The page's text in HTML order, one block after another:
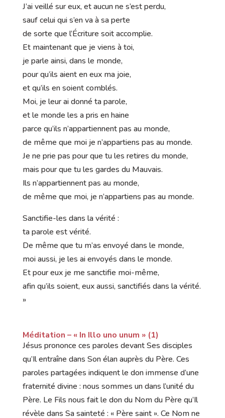
J’ai veillé sur eux, et aucun ne s’est perdu,
sauf celui qui s’en va à sa perte
de sorte que l’Écriture soit accomplie.
Et maintenant que je viens à toi,
je parle ainsi, dans le monde,
pour qu’ils aient en eux ma joie,
et qu’ils en soient comblés.
Moi, je leur ai donné ta parole,
et le monde les a pris en haine
parce qu’ils n’appartiennent pas au monde,
de même que moi je n’appartiens pas au monde.
Je ne prie pas pour que tu les retires du monde,
mais pour que tu les gardes du Mauvais.
Ils n’appartiennent pas au monde,
de même que moi, je n’appartiens pas au monde.
Sanctifie-les dans la vérité :
ta parole est vérité.
De même que tu m’as envoyé dans le monde,
moi aussi, je les ai envoyés dans le monde.
Et pour eux je me sanctifie moi-même,
afin qu’ils soient, eux aussi, sanctifiés dans la vérité.
»
Méditation – « In Illo uno unum » (1)
Jésus prononce ces paroles devant Ses disciples
qu’Il entraîne dans Son élan auprès du Père. Ces
paroles partagées indiquent le don immense d’une
fraternité divine : nous sommes un dans l’unité du
Père. Le Fils nous fait le don du Nom du Père qu’Il
révèle dans Sa sainteté : « Père saint ». Ce Nom ne